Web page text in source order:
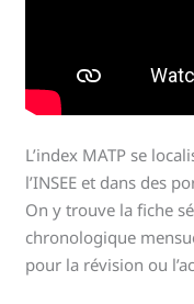
L’index MATP se
l’INSEE et dans des
On y trouve la fiche
chronologique
pour la révision ou